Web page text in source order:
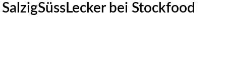
SalzigSüssLecker bei Stockfood